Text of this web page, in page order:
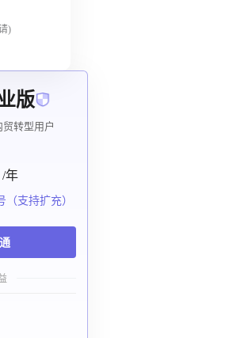
)
版
转型用户
/年
（支持扩充）